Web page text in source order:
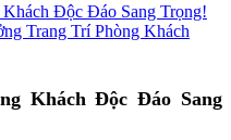
Độc Đáo Sang Trọng!
Trang Trí Phòng Khách
Khách Độc Đáo Sang